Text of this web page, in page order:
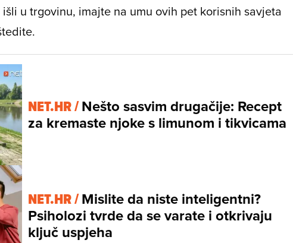
u trgovinu, imajte na umu ovih pet korisnih savjeta
NET.HR /Nešto sasvim drugačije: Recept
za kremaste njoke s limunom i tikvicama
NET.HR /Mislite da niste inteligentni?
Psiholozi tvrde da se varate i otkrivaju
ključ uspjeha